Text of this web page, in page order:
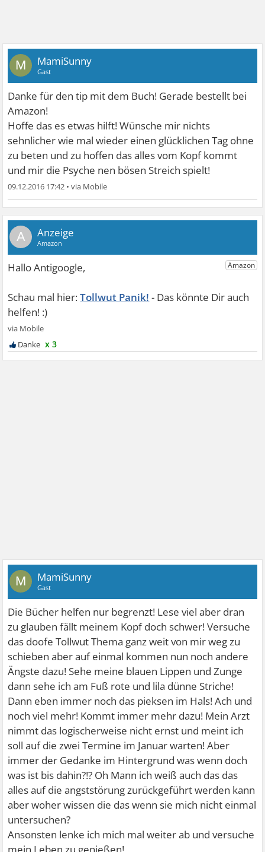
M MamiSunny
Gast
Danke für den tip mit dem Buch! Gerade bestellt bei
Amazon!
Hoffe das es etwas hilft! Wünsche mir nichts
sehnlicher wie mal wieder einen glücklichen Tag ohne
zu beten und zu hoffen das alles vom Kopf kommt
und mir die Psyche nen bösen Streich spielt!
09.12.2016 17:42 •
A
Tollwut Panik!
x 3
M MamiSunny
Gast
Die Bücher helfen nur begrenzt! Lese viel aber dran
zu glauben fällt meinem Kopf doch schwer! Versuche
das doofe Tollwut Thema ganz weit von mir weg zu
schieben aber auf einmal kommen nun noch andere
Ängste dazu! Sehe meine blauen Lippen und Zunge
dann sehe ich am Fuß rote und lila dünne Striche!
Dann eben immer noch das pieksen im Hals! Ach und
noch viel mehr! Kommt immer mehr dazu! Mein Arzt
nimmt das logischerweise nicht ernst und meint ich
soll auf die zwei Termine im Januar warten! Aber
immer der Gedanke im Hintergrund was wenn doch
was ist bis dahin?!? Oh Mann ich weiß auch das das
alles auf die angststörung zurückgeführt werden kann
aber woher wissen die das wenn sie mich nicht einmal
untersuchen?
Ansonsten lenke ich mich mal weiter ab und versuche